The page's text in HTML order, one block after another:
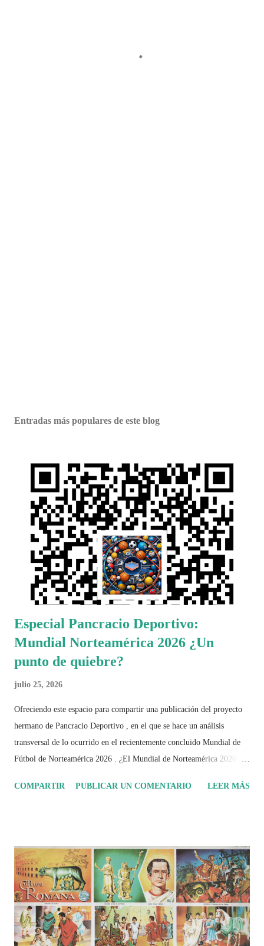
Entradas más populares de este blog
Especial Pancracio Deportivo:
Mundial Norteamérica 2026 ¿Un
punto de quiebre?
julio 25, 2026
Ofreciendo este espacio para compartir una publicación del proyecto
hermano de Pancracio Deportivo , en el que se hace un análisis
transversal de lo ocurrido en el recientemente concluido Mundial de
Fútbol de Norteamérica 2026 . ¿El Mundial de Norteamérica 2026 ha
el recorrido de cada selección con infografías inspiradas en la
2026 ¿Un punto de quiebre?" Este especial de Pancracio Deportivo no
busca decir únicamente quién ganó o quién perdió. Busca responder si
este Mundial marcó un antes y un después en la forma de entender el
deporte, la identidad nacional, la globalización, la comercialización y
el papel del fútbol como reflejo de nuestras sociedades . Son 230
páginas de análisis, ilustraciones originales y ...
COMPARTIR PUBLICAR UN COMENTARIO LEER MÁS